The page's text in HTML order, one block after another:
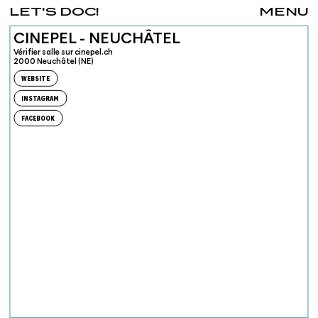
MENU
LET'S DOC!
CINEPEL - NEUCHÂTEL
Vérifier salle sur cinepel.ch
2000 Neuchâtel (NE)
WEBSITE
INSTAGRAM
FACEBOOK